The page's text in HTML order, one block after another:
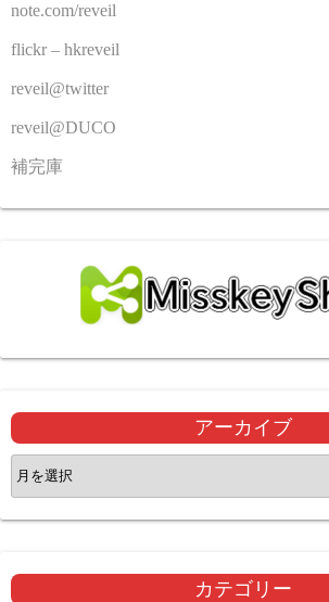
note.com/reveil
flickr – hkreveil
reveil@twitter
reveil@DUCO
補完庫
アーカイブ
ア
ー
カ
ブ
カテゴリー